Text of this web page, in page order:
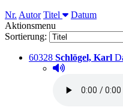
Nr. Autor Titel
Datum
Aktionsmenu
Sortierung:
Titelnummer:
60328 von
Schlögel, Karl:
Hörprobe abspielen
Hörprobe von